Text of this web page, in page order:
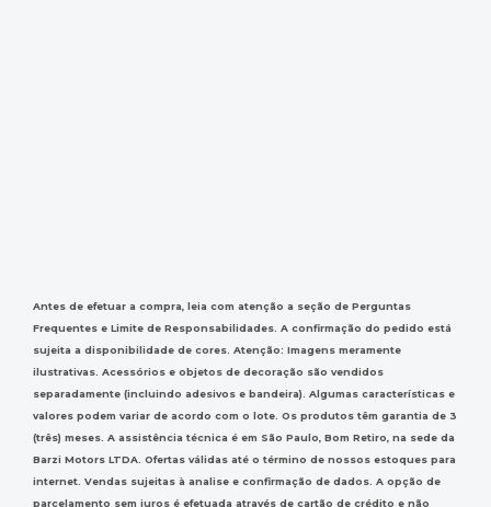
Antes de efetuar a compra, leia com atenção a seção de Perguntas
Frequentes e Limite de Responsabilidades. A confirmação do pedido está
sujeita a disponibilidade de cores. Atenção: Imagens meramente
ilustrativas. Acessórios e objetos de decoração são vendidos
separadamente (incluindo adesivos e bandeira). Algumas características e
valores podem variar de acordo com o lote. Os produtos têm garantia de 3
(três) meses. A assistência técnica é em São Paulo, Bom Retiro, na sede da
Barzi Motors LTDA. Ofertas válidas até o término de nossos estoques para
internet. Vendas sujeitas à analise e confirmação de dados. A opção de
parcelamento sem juros é efetuada através de cartão de crédito e não